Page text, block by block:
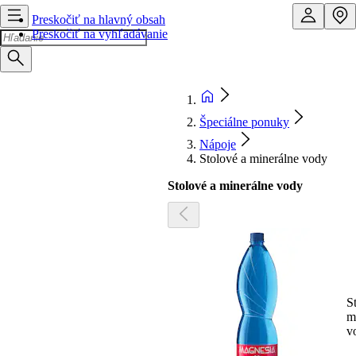
Preskočiť na hlavný obsah
Preskočiť na vyhľadávanie
Špeciálne ponuky
Nápoje
Stolové a minerálne vody
Stolové a minerálne vody